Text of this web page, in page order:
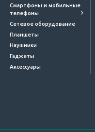
представлены только
сочетается прочный
получить чистый звук
подключении к
аппаратуре,
динамики. Для
Внутриканальные
Смартфоны и мобильные
телефоны
Сетевое оборудование
Планшеты
Наушники
Гаджеты
Аксессуары